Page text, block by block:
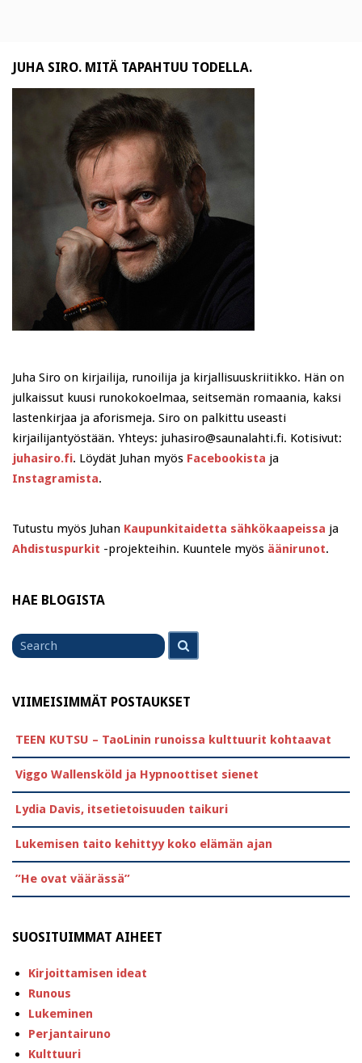
JUHA SIRO. MITÄ TAPAHTUU TODELLA.
Juha Siro on kirjailija, runoilija ja kirjallisuuskriitikko. Hän on
julkaissut kuusi runokokoelmaa, seitsemän romaania, kaksi
lastenkirjaa ja aforismeja. Siro on palkittu useasti
kirjailijantyöstään. Yhteys: juhasiro@saunalahti.fi. Kotisivut:
juhasiro.fi. Löydät Juhan myös Facebookista ja
Instagramista.
Tutustu myös Juhan Kaupunkitaidetta sähkökaapeissa ja
Ahdistuspurkit -projekteihin. Kuuntele myös äänirunot.
HAE BLOGISTA
for
VIIMEISIMMÄT POSTAUKSET
TEEN KUTSU – TaoLinin runoissa kulttuurit kohtaavat
Viggo Wallensköld ja Hypnoottiset sienet
Lydia Davis, itsetietoisuuden taikuri
Lukemisen taito kehittyy koko elämän ajan
”He ovat väärässä”
SUOSITUIMMAT AIHEET
Kirjoittamisen ideat
Runous
Lukeminen
Perjantairuno
Kulttuuri